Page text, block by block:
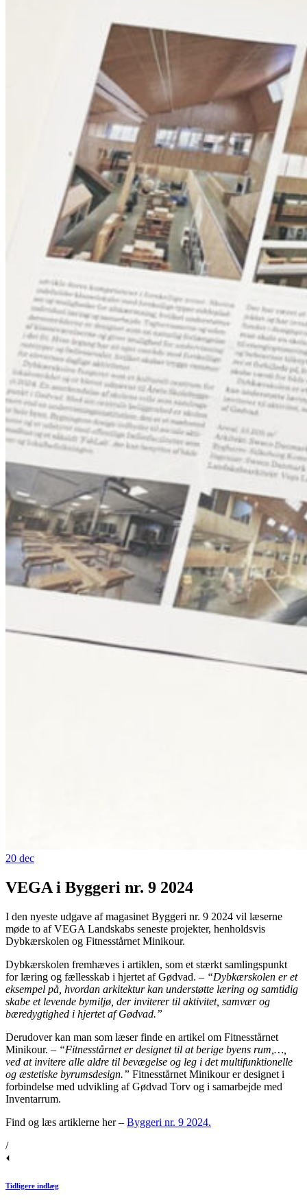
Børn og unge
Uddannelse
Brugerinddragelse
Klima- og vandhåndtering
Strategisk planlægning
Helhedsplan
Projektering og Byggeledelse
Idéoplæg og program
Kirkegårds konsulent
Landskabsarkitekt
Publikationer
20 dec
VEGA i Byggeri nr. 9 2024
I den nyeste udgave af magasinet Byggeri nr. 9 2024 vil læserne
møde to af VEGA Landskabs seneste projekter, henholdsvis
Dybkærskolen og Fitnesstårnet Minikour.
Dybkærskolen fremhæves i artiklen, som et stærkt samlingspunkt
for læring og fællesskab i hjertet af Gødvad. – “Dybkærskolen er et
eksempel på, hvordan arkitektur kan understøtte læring og samtidig
skabe et levende bymiljø, der inviterer til aktivitet, samvær og
bæredygtighed i hjertet af Gødvad.”
Derudover kan man som læser finde en artikel om Fitnesstårnet
Minikour. – “Fitnesstårnet er designet til at berige byens rum,…,
ved at invitere alle aldre til bevægelse og leg i det multifunktionelle
og æstetiske byrumsdesign.” Fitnesstårnet Minikour er designet i
forbindelse med udvikling af Gødvad Torv og i samarbejde med
Inventarrum.
Find og læs artiklerne her – Byggeri nr. 9 2024.
/
Tidligere indlæg